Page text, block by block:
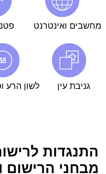
מחשבים ואינטרנט
גניבת עין לשון הרע
התנגדות
מבחני הרישום